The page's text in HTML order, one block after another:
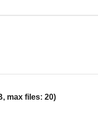
max files: 20)